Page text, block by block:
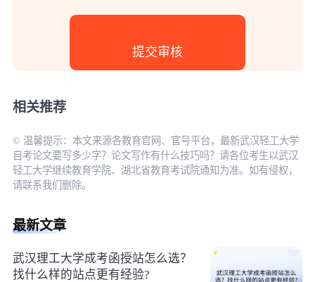
相关推荐
© 温馨提示：本文来源各教育官网、官号平台，最新武汉轻工大学
自考论文要写多少字？论文写作有什么技巧吗？请各位考生以武汉
轻工大学继续教育学院、湖北省教育考试院通知为准。如有侵权，
请联系我们删除。
最新文章
武汉理工大学成考函授站怎么选？
找什么样的站点更有经验?